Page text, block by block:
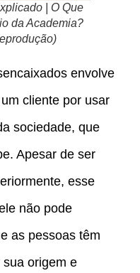
| O Que
da Academia?
envolve
cliente por usar
sociedade, que
Apesar de ser
esse
não pode
as pessoas têm
origem e